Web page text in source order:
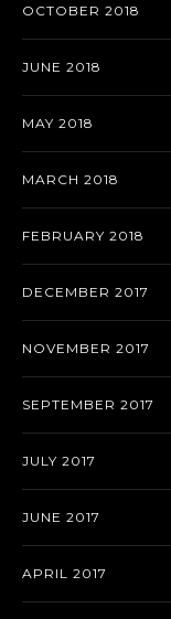
OCTOBER 2018
JUNE 2018
MAY 2018
MARCH 2018
FEBRUARY 2018
DECEMBER 2017
NOVEMBER 2017
SEPTEMBER 2017
JULY 2017
JUNE 2017
APRIL 2017